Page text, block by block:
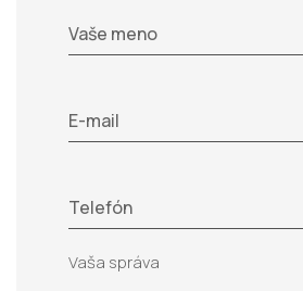
Vaše meno
E-mail
Telefón